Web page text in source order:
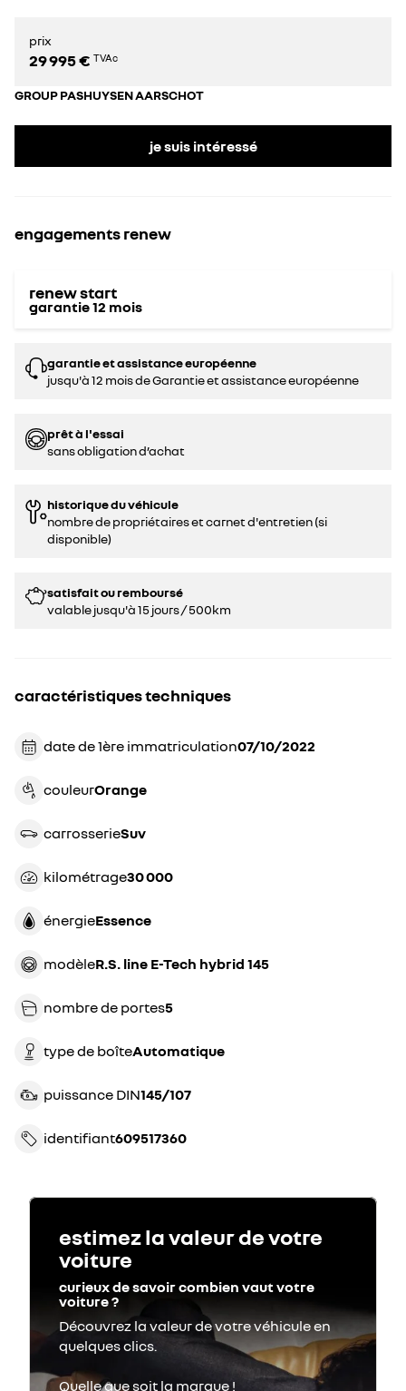
prix
29 995 € TVAc
GROUP PASHUYSEN AARSCHOT
je suis intéressé
engagements renew
renew start
garantie12 mois
garantie et assistance européenne
jusqu'à 12 mois de Garantie et assistance européenne
prêt à l'essai
sans obligation d’achat
historique du véhicule
nombre de propriétaires et carnet d'entretien (si
disponible)
satisfait ou remboursé
valable jusqu'à 15 jours / 500km
caractéristiques techniques
date de 1ère immatriculation 07/10/2022
couleur orange
carrosserie suv
kilométrage 30 000
énergie essence
modèle R.S. line E-Tech hybrid 145
nombre de portes5
type de boîte automatique
puissance DIN 145/107
identifiant 609517360
estimez la valeur de votre
voiture
curieux de savoir combien vaut votre
voiture ?
Découvrez la valeur de votre véhicule en